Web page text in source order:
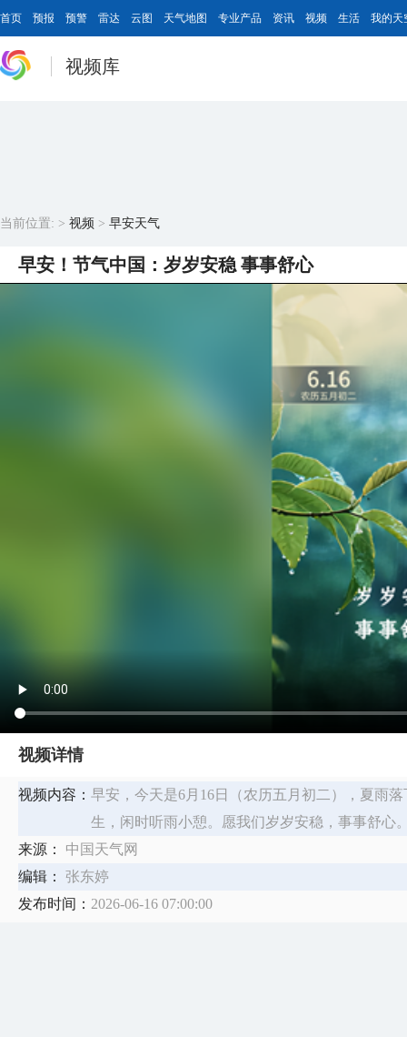
首页 预报 预警 雷达 云图 天气地图 专业产品 资讯 视频 生活 我的天
视频库
当前位置: > 视频 > 早安天气
早安！节气中国：岁岁安稳 事事舒心
视频详情
视频内容： 早安，今天是6月16日（农历五月初二），夏雨
生，闲时听雨小憩。愿我们岁岁安稳，事事舒心
来源：
中国天气网
编辑：
张东婷
发布时间： 2026-06-16 07:00:00